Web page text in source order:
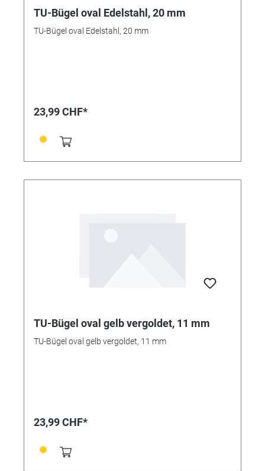
TU-Bügel oval Edelstahl, 20 mm
TU-Bügel oval Edelstahl, 20 mm
23,99 CHF*
TU-Bügel oval gelb vergoldet, 11 mm
TU-Bügel oval gelb vergoldet, 11 mm
23,99 CHF*